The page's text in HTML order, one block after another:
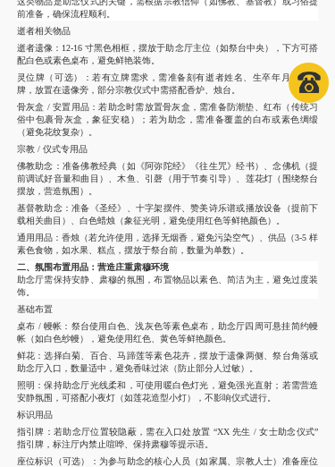
前准备，确保流程顺利。
逝者相关物品
逝者遗像：12-16 寸黑色相框，摆放于助念厅主位（如祭台中央），下方可搭
配白色或素色桌布，避免鲜艳装饰。
灵位牌（可选）：若有立牌需求，需准备刻有逝者姓名、生卒年月的灵位
牌，放置在遗像旁，部分宗教仪式中需搭配香炉、烛台。
骨灰盒 / 安置用品：若助念时需放置骨灰盒，需准备防潮垫、红布（传统习
俗中包裹骨灰盒，象征安稳）；若为助念，需准备覆盖的白布或素色绸缎
（避免花纹复杂）。
宗教 / 仪式专用品
佛教助念：准备佛教经典（如《阿弥陀经》《往生咒》经书）、念佛机（提
前调试好音量和曲目）、木鱼、引磬（用于节奏引导）、莲花灯（围绕祭台
摆放，营造氛围）。
基督教助念：准备《圣经》、十字架摆件、赞美诗乐谱或播放设备（提前下
载相关曲目）、白色蜡烛（象征光明，避免使用红色等鲜艳颜色）。
通用用品：香烛（若允许使用，选择无烟香，避免污染空气）、供品（3-5 样
素色食物，如水果、糕点，摆放于祭台前，数量为单数）。
二、氛围布置用品：营造庄重肃穆环境
助念厅需保持安静、肃穆的氛围，布置物品以素色、简洁为主，避免过度装
饰。
基础布置
桌布 / 幔帐：祭台使用白色、浅灰色等素色桌布，助念厅四周可悬挂简约幔
帐（如白色纱幔），避免使用红色、黄色等鲜艳颜色。
鲜花：选择白菊、百合、马蹄莲等素色花卉，摆放于遗像两侧、祭台角落或
助念厅入口，数量适中，避免香味过浓（防止部分人过敏）。
照明：保持助念厅光线柔和，可使用暖白色灯光，避免强光直射；若需营造
安静氛围，可搭配小夜灯（如莲花造型小灯），不影响仪式进行。
标识用品
指引牌：若助念厅位置较隐蔽，需在入口处放置 “XX 先生 / 女士助念仪式”
指引牌，标注厅内禁止喧哗、保持肃穆等提示语。
座位标识（可选）：为参与助念的核心人员（如家属、宗教人士）准备座位